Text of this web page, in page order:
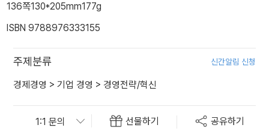
136쪽130*205mm177g
ISBN 9788976333155
주제분류 신간알림 신청
경제경영 > 기업 경영 > 경영전략/혁신
선물하기 공유하기